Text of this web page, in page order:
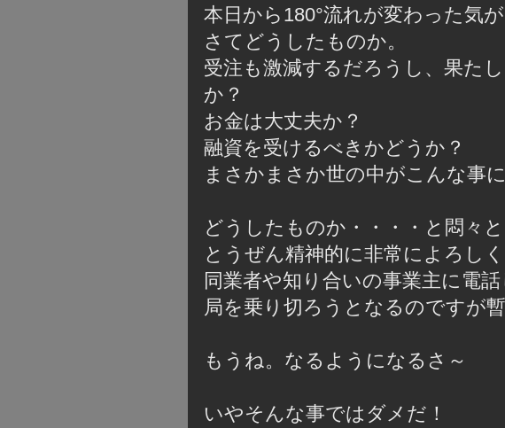
本日から180°流れが変わった気が
さてどうしたものか。
受注も激減するだろうし、果た
か？
お金は大丈夫か？
融資を受けるべきかどうか？
まさかまさか世の中がこんな事
どうしたものか・・・・と悶々
とうぜん精神的に非常によろし
同業者や知り合いの事業主に電
局を乗り切ろうとなるのですが
もうね。なるようになるさ～
いやそんな事ではダメだ！